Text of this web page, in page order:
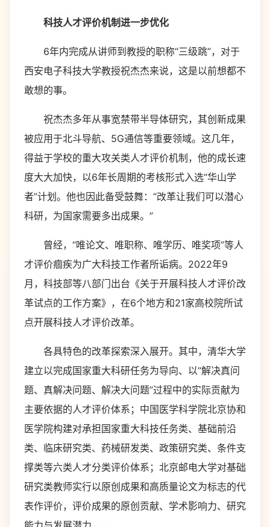
科技人才评价机制进一步优化
6年内完成从讲师到教授的职称“三级跳”，对于
西安电子科技大学教授祝杰杰来说，这是以前想都不
敢想的事。
祝杰杰多年从事宽禁带半导体研究，其创新成果
被应用于北斗导航、5G通信等重要领域。这几年，
得益于学校的重大攻关类人才评价机制，他的成长速
度大大加快，以6年长周期的考核形式入选“华山学
者”计划。他也因此备受鼓舞：“改革让我们可以潜心
科研，为国家需要多出成果。”
曾经，“唯论文、唯职称、唯学历、唯奖项”等人
才评价痼疾为广大科技工作者所诟病。2022年9
月，科技部等八部门出台《关于开展科技人才评价改
革试点的工作方案》，在6个地方和21家高校院所试
点开展科技人才评价改革。
各具特色的改革探索深入展开。其中，清华大学
建立以完成国家重大科研任务为导向、以“解决真问
题、真解决问题、解决大问题”过程中的实际贡献为
主要依据的人才评价体系；中国医学科学院北京协和
医学院构建对承担国家重大科技任务类、基础前沿
类、临床研究类、药械研发类、政策研究类、条件支
撑类等六类人才分类评价体系；北京邮电大学对基础
研究类教师实行以原创成果和高质量论文为标志的代
表作评价，评价成果的原创贡献、学术影响力、研究